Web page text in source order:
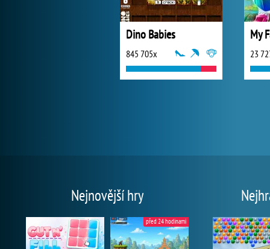
Dino Babies
845 705x
My
23
Nejnovější hry
před 24 hodinami